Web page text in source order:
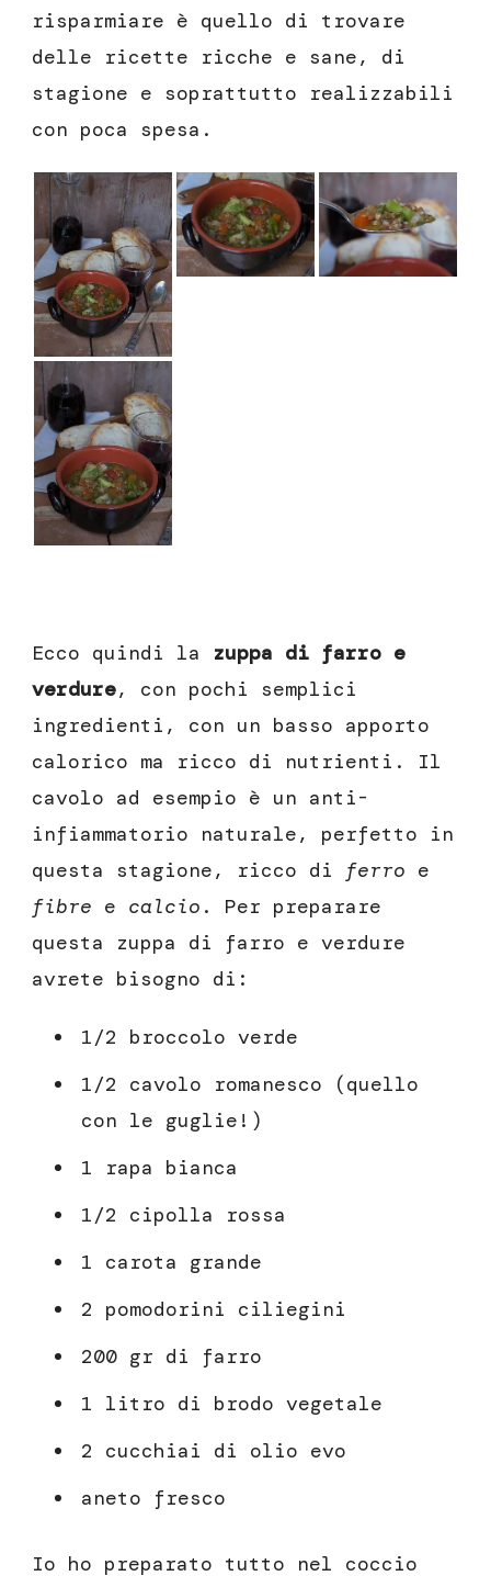
risparmiare è quello di trovare
delle ricette ricche e sane, di
stagione e soprattutto realizzabili
con poca spesa.
Ecco quindi la zuppa di farro e
verdure, con pochi semplici
ingredienti, con un basso apporto
calorico ma ricco di nutrienti. Il
cavolo ad esempio è un anti-
infiammatorio naturale, perfetto in
questa stagione, ricco di ferro e
fibre e calcio . Per preparare
questa zuppa di farro e verdure
avrete bisogno di:
1/2 broccolo verde
1/2 cavolo romanesco (quello
con le guglie!)
1 rapa bianca
1/2 cipolla rossa
1 carota grande
2 pomodorini ciliegini
200 gr di farro
1 litro di brodo vegetale
2 cucchiai di olio evo
aneto fresco
Io ho preparato tutto nel coccio